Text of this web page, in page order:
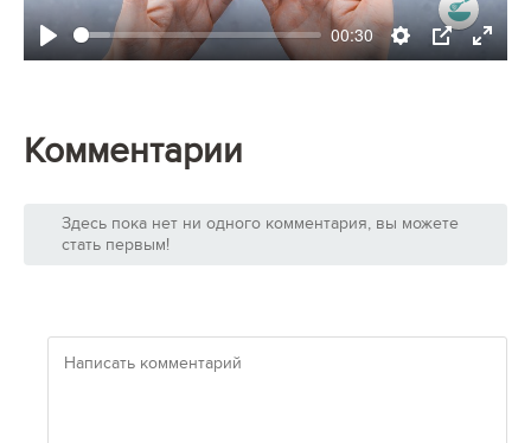
Play
00:30
Settings
PIP
Enter
Комментарии
Здесь пока нет ни одного комментария, вы можете
стать первым!